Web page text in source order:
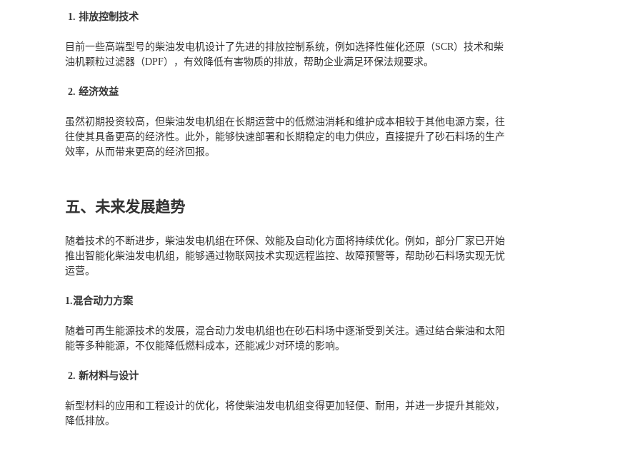
1. 排放控制技术
目前一些高端型号的柴油发电机设计了先进的排放控制系统，例如选择性催化还原（SCR）技术和柴
油机颗粒过滤器（DPF），有效降低有害物质的排放，帮助企业满足环保法规要求。
2. 经济效益
虽然初期投资较高，但柴油发电机组在长期运营中的低燃油消耗和维护成本相较于其他电源方案，往
往使其具备更高的经济性。此外，能够快速部署和长期稳定的电力供应，直接提升了砂石料场的生产
效率，从而带来更高的经济回报。
五、未来发展趋势
随着技术的不断进步，柴油发电机组在环保、效能及自动化方面将持续优化。例如，部分厂家已开始
推出智能化柴油发电机组，能够通过物联网技术实现远程监控、故障预警等，帮助砂石料场实现无忧
运营。
1.混合动力方案
随着可再生能源技术的发展，混合动力发电机组也在砂石料场中逐渐受到关注。通过结合柴油和太阳
能等多种能源，不仅能降低燃料成本，还能减少对环境的影响。
2. 新材料与设计
新型材料的应用和工程设计的优化，将使柴油发电机组变得更加轻便、耐用，并进一步提升其能效，
降低排放。